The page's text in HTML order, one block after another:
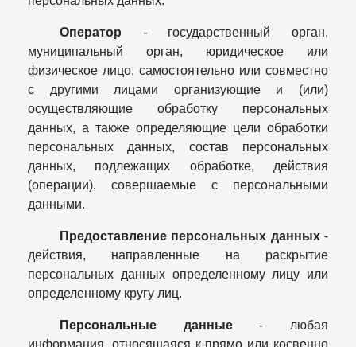
Оператор - государственный орган,
муниципальный орган, юридическое или
физическое лицо, самостоятельно или совместно
с другими лицами организующие и (или)
осуществляющие обработку персональных
данных, а также определяющие цели обработки
персональных данных, состав персональных
данных, подлежащих обработке, действия
(операции), совершаемые с персональными
данными.
Предоставление персональных данных-
действия, направленные на раскрытие
персональных данных определенному лицу или
определенному кругу лиц.
Персональные данные- любая
информация, относящаяся к прямо или косвенно